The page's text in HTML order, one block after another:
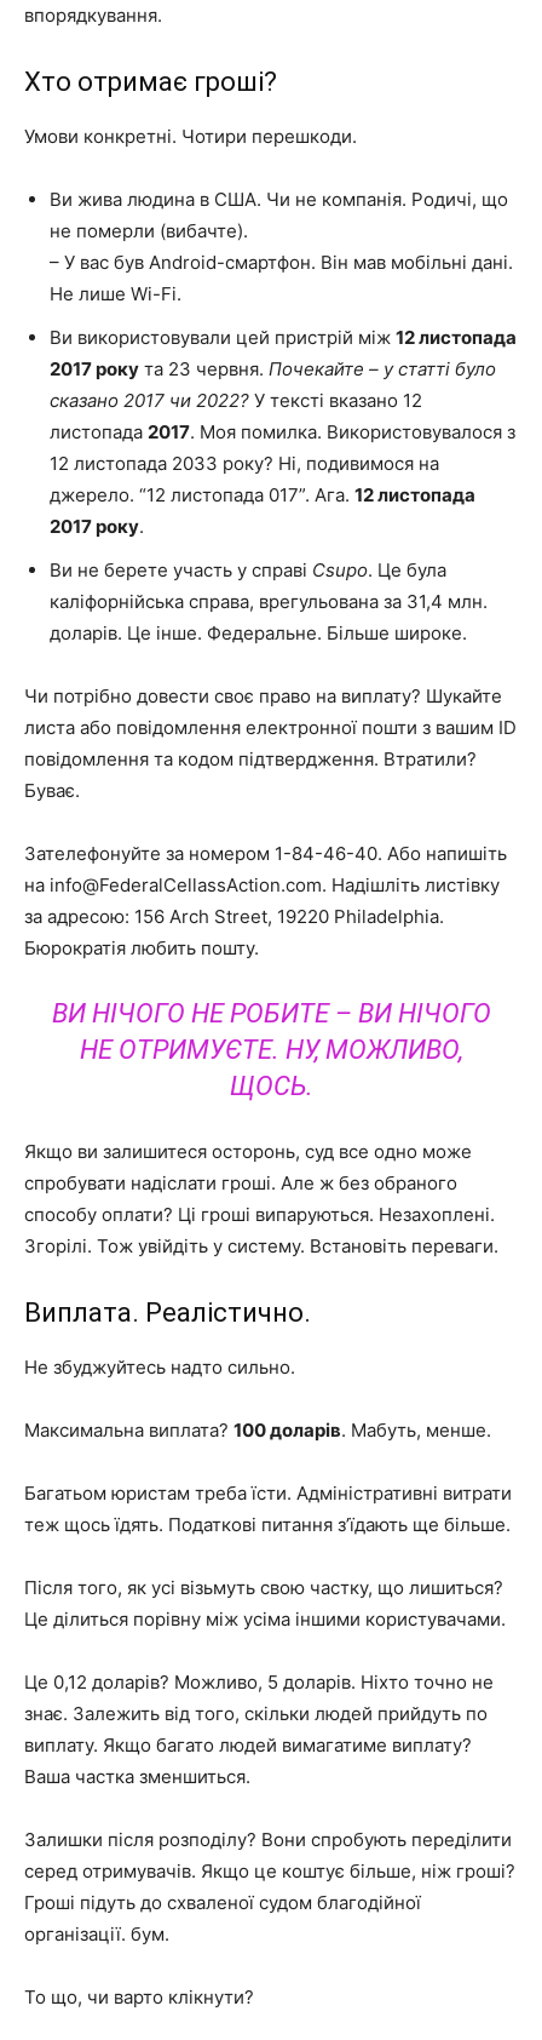
впорядкування.
Хто отримає гроші?
Умови конкретні. Чотири перешкоди.
Ви жива людина в США. Чи не компанія. Родичі, що
не померли (вибачте).
– У вас був Android-смартфон. Він мав мобільні дані.
Не лише Wi-Fi.
Ви використовували цей пристрій між 12 листопада
2017 року та 23 червня. Почекайте – у статті було
сказано 2017 чи 2022? У тексті вказано 12
листопада 2017. Моя помилка. Використовувалося з
12 листопада 2033 року? Ні, подивимося на
джерело. “12 листопада 017”. Ага. 12 листопада
2017 року.
Ви не берете участь у справі Csupo. Це була
каліфорнійська справа, врегульована за 31,4 млн.
доларів. Це інше. Федеральне. Більше широке.
Чи потрібно довести своє право на виплату? Шукайте
листа або повідомлення електронної пошти з вашим ID
повідомлення та кодом підтвердження. Втратили?
Буває.
Зателефонуйте за номером 1-84-46-40. Або напишіть
на info@FederalCellassAction.com. Надішліть листівку
за адресою: 156 Arch Street, 19220 Philadelphia.
Бюрократія любить пошту.
ВИ НІЧОГО НЕ РОБИТЕ – ВИ НІЧОГО
НЕ ОТРИМУЄТЕ. НУ, МОЖЛИВО,
ЩОСЬ.
Якщо ви залишитеся осторонь, суд все одно може
спробувати надіслати гроші. Але ж без обраного
способу оплати? Ці гроші випаруються. Незахоплені.
Згорілі. Тож увійдіть у систему. Встановіть переваги.
Виплата. Реалістично.
Не збуджуйтесь надто сильно.
Максимальна виплата? 100 доларів. Мабуть, менше.
Багатьом юристам треба їсти. Адміністративні витрати
теж щось їдять. Податкові питання з’їдають ще більше.
Після того, як усі візьмуть свою частку, що лишиться?
Це ділиться порівну між усіма іншими користувачами.
Це 0,12 доларів? Можливо, 5 доларів. Ніхто точно не
знає. Залежить від того, скільки людей прийдуть по
виплату. Якщо багато людей вимагатиме виплату?
Ваша частка зменшиться.
Залишки після розподілу? Вони спробують переділити
серед отримувачів. Якщо це коштує більше, ніж гроші?
Гроші підуть до схваленої судом благодійної
організації. бум.
То що, чи варто клікнути?